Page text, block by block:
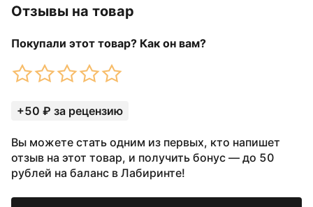
Отзывы на товар
Покупали этот товар? Как он вам?
+50 ₽ за рецензию
Вы можете стать одним из первых, кто напишет
отзыв на этот товар, и получить бонус — до 50
рублей на баланс в Лабиринте!